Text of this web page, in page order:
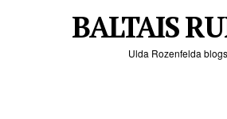
BALTAIS
Ulda Rozenfelda blogs